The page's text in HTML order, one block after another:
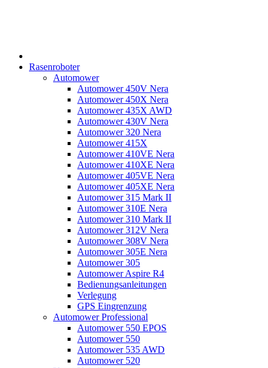
Rasenroboter
Automower
Automower 450V Nera
Automower 450X Nera
Automower 435X AWD
Automower 430V Nera
Automower 320 Nera
Automower 415X
Automower 410VE Nera
Automower 410XE Nera
Automower 405VE Nera
Automower 405XE Nera
Automower 315 Mark II
Automower 310E Nera
Automower 310 Mark II
Automower 312V Nera
Automower 308V Nera
Automower 305E Nera
Automower 305
Automower Aspire R4
Bedienungsanleitungen
Verlegung
GPS Eingrenzung
Automower Professional
Automower 550 EPOS
Automower 550
Automower 535 AWD
Automower 520